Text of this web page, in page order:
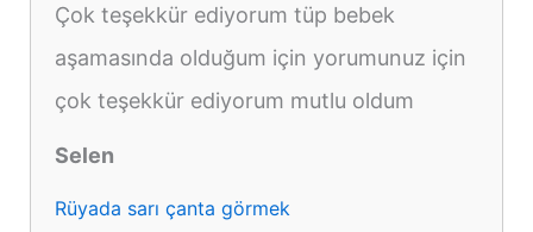
Çok teşekkür ediyorum tüp bebek
aşamasında olduğum için yorumunuz için
çok teşekkür ediyorum mutlu oldum
Selen
Rüyada sarı çanta görmek